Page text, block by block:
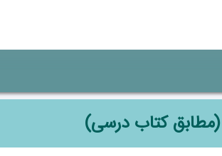
کتاب درسی)